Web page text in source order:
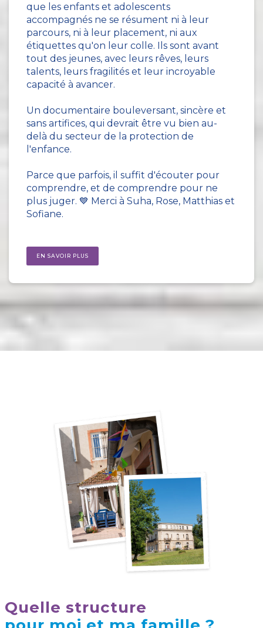
que les enfants et adolescents
accompagnés ne se résument ni à leur
parcours, ni à leur placement, ni aux
étiquettes qu'on leur colle. Ils sont avant
tout des jeunes, avec leurs rêves, leurs
talents, leurs fragilités et leur incroyable
capacité à avancer.
Un documentaire bouleversant, sincère et
sans artifices, qui devrait être vu bien au-
delà du secteur de la protection de
l'enfance.
Parce que parfois, il suffit d'écouter pour
comprendre, et de comprendre pour ne
plus juger. 💙 Merci à Suha, Rose, Matthias et
Sofiane.
EN SAVOIR PLUS
Quelle structure